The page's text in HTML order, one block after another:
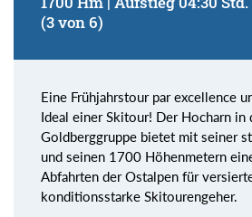
(3 von 6)
Eine Frühjahrstour par excellence
Ideal einer Skitour! Der Hocharn in
Goldberggruppe bietet mit seiner
und seinen 1700 Höhenmetern
Abfahrten der Ostalpen für
konditionsstarke Skitourengeher.